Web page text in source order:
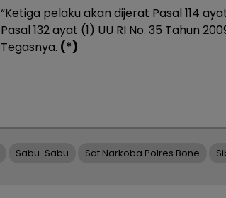
“Ketiga pelaku akan dijerat Pasal 114
Pasal 132 ayat (1) UU RI No. 35 Tahun
Tegasnya. (*)
Sabu-Sabu Sat Narkoba Polres Bone